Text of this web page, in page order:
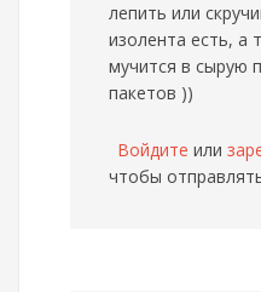
лепить или
изолента есть, а
мучится в сырую
пакетов ))
Войдите или
чтобы